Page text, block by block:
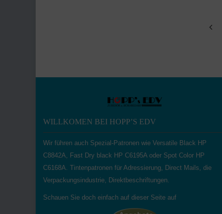
WILLKOMEN BEI HOPP’S EDV
Wir führen auch Spezial-Patronen wie Versatile Black HP
C8842A, Fast Dry black HP C6195A oder Spot Color HP
C6168A. Tintenpatronen für Adressierung, Direct Mails, die
Verpackungsindustrie, Direktbeschriftungen.
Schauen Sie doch einfach auf dieser Seite auf